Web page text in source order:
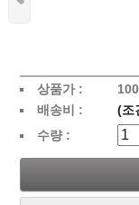
상품가 :
배송비 :
(조
수량 :